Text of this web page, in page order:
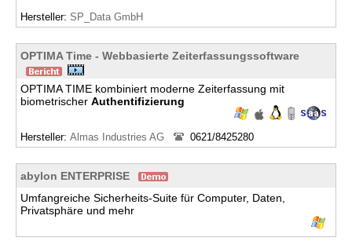
Hersteller: SP_Data GmbH
OPTIMA Time - Webbasierte Zeiterfassungssoftware
OPTIMA TIME kombiniert moderne Zeiterfassung mit
biometrischer Authentifizierung
Hersteller: Almas Industries AG 0621/8425280
abylon ENTERPRISE
Umfangreiche Sicherheits-Suite für Computer, Daten,
Privatsphäre und mehr